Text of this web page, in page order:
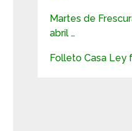
Martes de
abril …
Folleto Casa Ley